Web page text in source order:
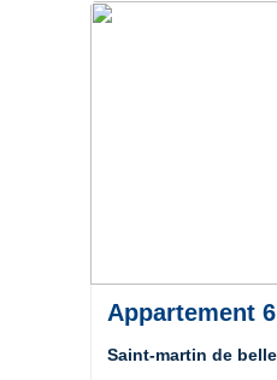
Précédent
Appartement
Saint-martin de
Suivant